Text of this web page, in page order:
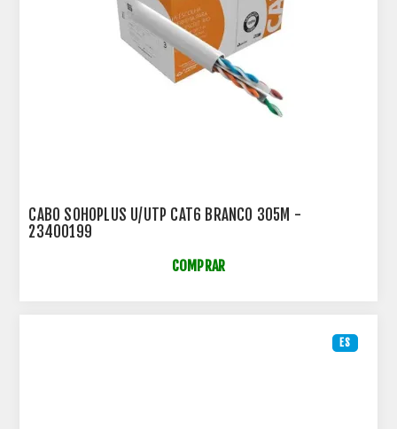
CABO SOHOPLUS U/UTP CAT6 BRANCO 305M -
23400199
COMPRAR
ES